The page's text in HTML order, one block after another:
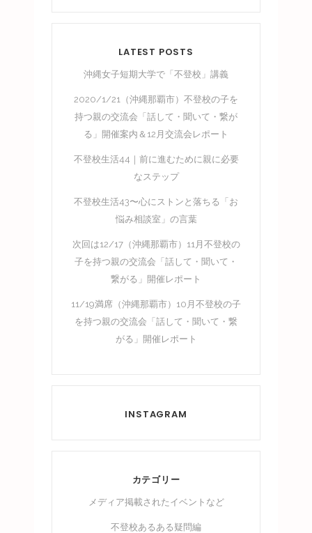
LATEST POSTS
沖縄女子短期大学で「不登校」講義
2020/1/21（沖縄那覇市）不登校の子を
持つ親の交流会「話して・聞いて・繋が
る」開催案内＆12月交流会レポート
不登校生活44｜前に進むために親に必要
なステップ
不登校生活43〜心にストンと落ちる「お
悩み相談室」の言葉
次回は12/17（沖縄那覇市）11月不登校の
子を持つ親の交流会「話して・聞いて・
繋がる」開催レポート
11/19満席（沖縄那覇市）10月不登校の子
を持つ親の交流会「話して・聞いて・繋
がる」開催レポート
INSTAGRAM
カテゴリー
メディア掲載されたイベントなど
不登校あるある疑問編